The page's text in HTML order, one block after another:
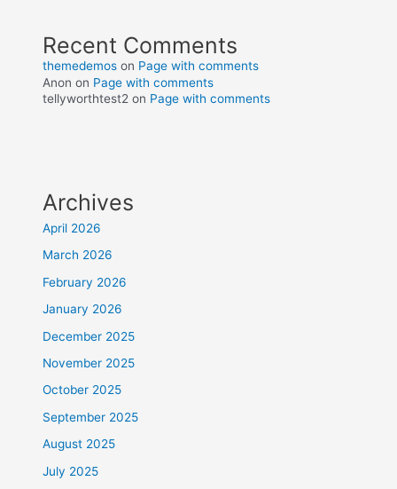
Recent Comments
themedemos on Page with comments
Anon on Page with comments
tellyworthtest2 on Page with comments
Archives
April 2026
March 2026
February 2026
January 2026
December 2025
November 2025
October 2025
September 2025
August 2025
July 2025